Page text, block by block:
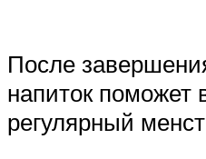
После
напиток поможет
регулярный